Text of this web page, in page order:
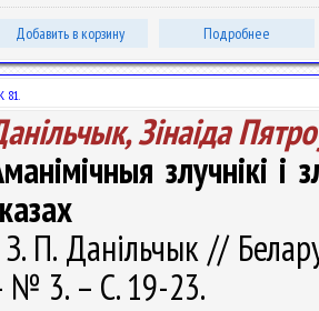
Добавить в корзину Подробнее
81.
Зінаіда
злучнікі
П. Данільчык //
№ 3. – С. 19-23.